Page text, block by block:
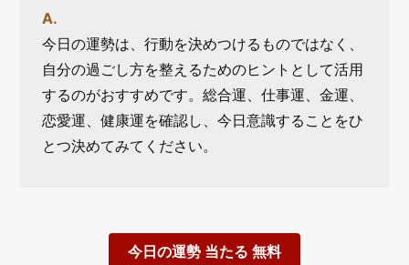
今日の運勢は、行動を決めつけるものではなく、
自分の過ごし方を整えるためのヒントとして活用
するのがおすすめです。総合運、仕事運、金運、
恋愛運、健康運を確認し、今日意識することをひ
とつ決めてみてください。
今日の運勢 当たる 無料